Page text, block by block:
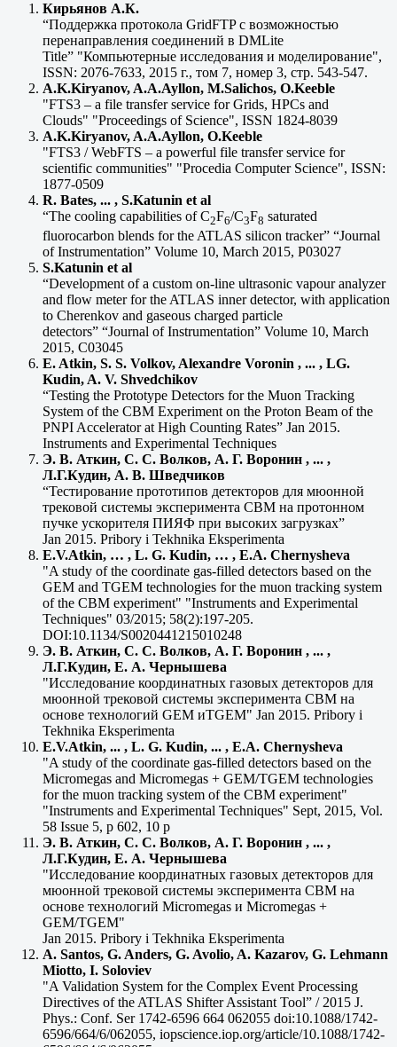
Кирьянов А.К.
“Поддержка протокола GridFTP с возможностью
перенаправления соединений в DMLite
Title” "Компьютерные исследования и моделирование",
ISSN: 2076-7633, 2015 г., том 7, номер 3, стр. 543-547.
A.K.Kiryanov, A.A.Ayllon, M.Salichos, O.Keeble
"FTS3 – a file transfer service for Grids, HPCs and
Clouds" "Proceedings of Science", ISSN 1824-8039
A.K.Kiryanov, A.A.Ayllon, O.Keeble
"FTS3 / WebFTS – a powerful file transfer service for
scientific communities" "Procedia Computer Science", ISSN:
1877-0509
R. Bates, ... , S.Katunin et al
“The cooling capabilities of C2F6/C3F8 saturated
fluorocarbon blends for the ATLAS silicon tracker” “Journal
of Instrumentation” Volume 10, March 2015, P03027
S.Katunin et al
“Development of a custom on-line ultrasonic vapour analyzer
and flow meter for the ATLAS inner detector, with application
to Cherenkov and gaseous charged particle
detectors” “Journal of Instrumentation” Volume 10, March
2015, C03045
E. Atkin, S. S. Volkov, Alexandre Voronin , ... , LG.
Kudin, A. V. Shvedchikov
“Testing the Prototype Detectors for the Muon Tracking
System of the CBM Experiment on the Proton Beam of the
PNPI Accelerator at High Counting Rates” Jan 2015.
Instruments and Experimental Techniques
Э. В. Аткин, С. С. Волков, А. Г. Воронин , ... ,
Л.Г.Кудин, А. В. Шведчиков
“Тестирование прототипов детекторов для мюонной
трековой системы эксперимента СВМ на протонном
пучке ускорителя ПИЯФ при высоких загрузках”
Jan 2015. Pribory i Tekhnika Eksperimenta
E.V.Atkin, … , L. G. Kudin, … , E.A. Chernysheva
"A study of the coordinate gas-filled detectors based on the
GEM and TGEM technologies for the muon tracking system
of the CBM experiment" "Instruments and Experimental
Techniques" 03/2015; 58(2):197-205.
DOI:10.1134/S0020441215010248
Э. В. Аткин, С. С. Волков, А. Г. Воронин , ... ,
Л.Г.Кудин, Е. А. Чернышева
"Исследование координатных газовых детекторов для
мюонной трековой системы эксперимента CBM на
основе технологий GEM иTGEM" Jan 2015. Pribory i
Tekhnika Eksperimenta
E.V.Atkin, ... , L. G. Kudin, ... , E.A. Chernysheva
"A study of the coordinate gas-filled detectors based on the
Micromegas and Micromegas + GEM/TGEM technologies
for the muon tracking system of the CBM experiment"
"Instruments and Experimental Techniques" Sept, 2015, Vol.
58 Issue 5, p 602, 10 p
Э. В. Аткин, С. С. Волков, А. Г. Воронин , ... ,
Л.Г.Кудин, Е. А. Чернышева
"Исследование координатных газовых детекторов для
мюонной трековой системы эксперимента CBM на
основе технологий Micromegas и Micromegas +
GEM/TGEM"
Jan 2015. Pribory i Tekhnika Eksperimenta
A. Santos, G. Anders, G. Avolio, A. Kazarov, G. Lehmann
Miotto, I. Soloviev
"A Validation System for the Complex Event Processing
Directives of the ATLAS Shifter Assistant Tool” / 2015 J.
Phys.: Conf. Ser 1742-6596 664 062055 doi:10.1088/1742-
6596/664/6/062055, iopscience.iop.org/article/10.1088/1742-